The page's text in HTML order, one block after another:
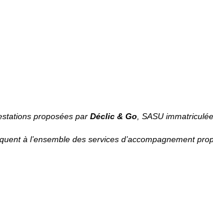
proposées par Déclic & Go , SASU
à l’ensemble des services d’accompagnement